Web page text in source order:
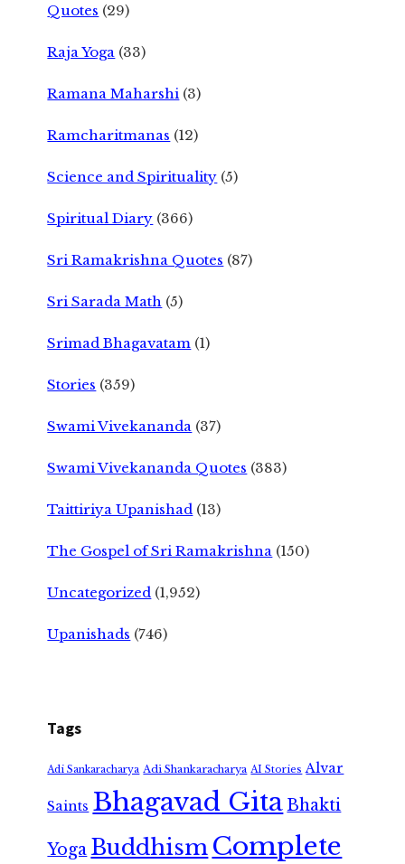
Quotes (29)
Raja Yoga (33)
Ramana Maharshi (3)
Ramcharitmanas (12)
Science and Spirituality (5)
Spiritual Diary (366)
Sri Ramakrishna Quotes (87)
Sri Sarada Math (5)
Srimad Bhagavatam (1)
Stories (359)
Swami Vivekananda (37)
Swami Vivekananda Quotes (383)
Taittiriya Upanishad (13)
The Gospel of Sri Ramakrishna (150)
Uncategorized (1,952)
Upanishads (746)
Tags
Adi Sankaracharya Adi Shankaracharya AI Stories Alvar
Saints Bhagavad GitaBhakti
Yoga Buddhism Complete